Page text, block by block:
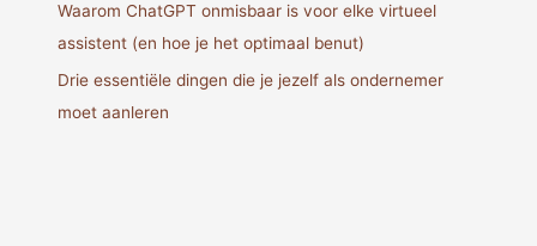
Waarom ChatGPT onmisbaar is voor elke virtueel
assistent (en hoe je het optimaal benut)
Drie essentiële dingen die je jezelf als ondernemer
moet aanleren